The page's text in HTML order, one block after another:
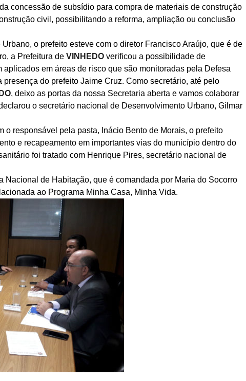
concessão de subsídio para compra de materiais de construção
civil, possibilitando a reforma, ampliação ou conclusão
o prefeito esteve com o diretor Francisco Araújo, que é de
a Prefeitura de VINHEDO verificou a possibilidade de
em áreas de risco que são monitoradas pela Defesa
presença do prefeito Jaime Cruz. Como secretário, até pelo
, deixo as portas da nossa Secretaria aberta e vamos colaborar
o secretário nacional de Desenvolvimento Urbano, Gilmar
responsável pela pasta, Inácio Bento de Morais, o prefeito
e recapeamento em importantes vias do município dentro do
foi tratado com Henrique Pires, secretário nacional de
Nacional de Habitação, que é comandada por Maria do Socorro
ao Programa Minha Casa, Minha Vida.